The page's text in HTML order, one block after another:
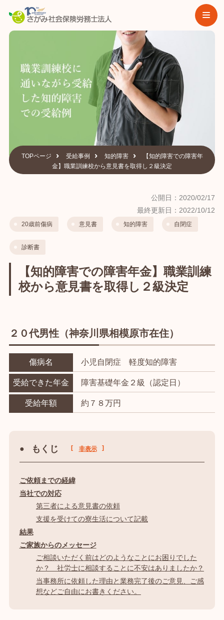
TOPページ 受給事例 知的障害
【知的障害での障害年
金】職業訓練校から意見書を取得し２級決定
公開日：2020/02/17
最終更新日：2022/10/12
20歳前傷病 意見書 知的障害 自閉症
診断書
【知的障害での障害年金】職業訓練
校から意見書を取得し２級決定
２０代男性（神奈川県相模原市在住）
傷病名 小児自閉症 軽度知的障害
受給できた年金 障害基礎年金２級（認定日）
受給年額 約７８万円
もくじ [ 非表示 ]
ご依頼までの経緯
当社での対応
第三者による意見書の依頼
支援を受けての寮生活について記載
結果
ご家族からのメッセージ
ご相談いただく前はどのようなことにお困りでした
か？ 社労士に相談することに不安はありましたか？
当事務所に依頼した理由と業務完了後のご意見、ご感
想などご自由にお書きください。